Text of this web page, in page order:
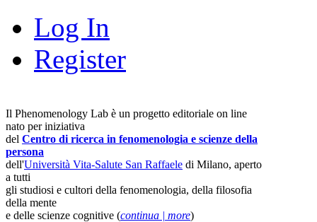
Log In
Register
Il Phenomenology Lab è un progetto editoriale on line
nato per iniziativa
del Centro di ricerca in fenomenologia e scienze della
persona
dell'Università Vita-Salute San Raffaele di Milano, aperto
a tutti
gli studiosi e cultori della fenomenologia, della filosofia
della mente
e delle scienze cognitive (continua | more)